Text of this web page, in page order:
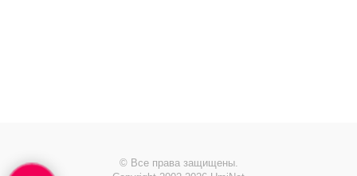
© Все права защищены.